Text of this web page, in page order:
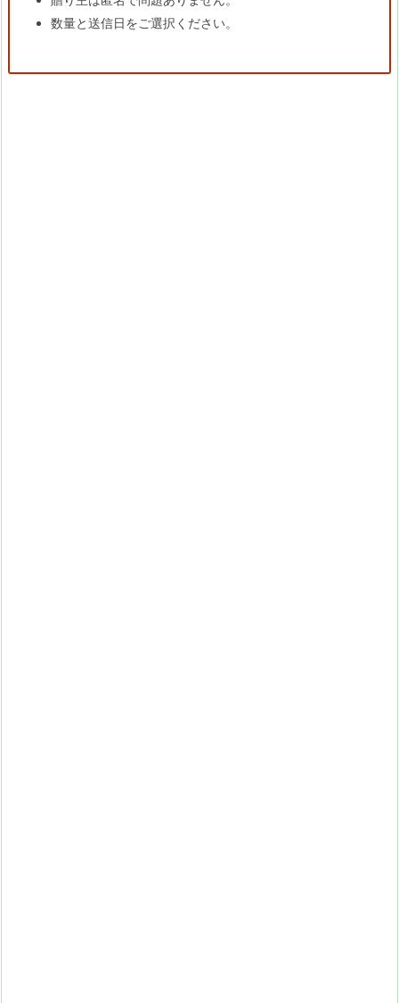
数量と送信日をご選択ください。